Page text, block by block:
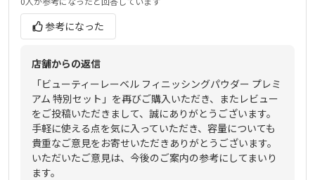
参考になった
店舗からの返信
「ビューティーレーベル フィニッシングパウダー プレミ
アム 特別セット」を再びご購入いただき、またレビュー
をご投稿いただきまして、誠にありがとうございます。
手軽に使える点を気に入っていただき、容量についても
貴重なご意見をお寄せいただきありがとうございます。
いただいたご意見は、今後のご案内の参考にしてまいり
ます。